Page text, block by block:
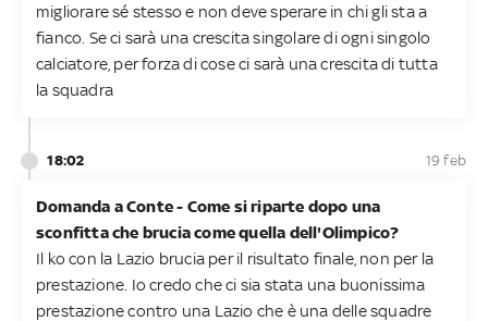
migliorare sé stesso e non deve sperare in chi gli sta a
fianco. Se ci sarà una crescita singolare di ogni singolo
calciatore, per forza di cose ci sarà una crescita di tutta
la squadra
18:02 19 feb
Domanda a Conte - Come si riparte dopo una
sconfitta che brucia come quella dell'Olimpico?
Il ko con la Lazio brucia per il risultato finale, non per la
prestazione. Io credo che ci sia stata una buonissima
prestazione contro una Lazio che è una delle squadre